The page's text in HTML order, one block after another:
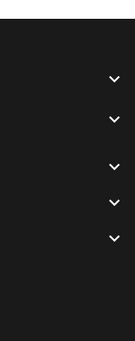




